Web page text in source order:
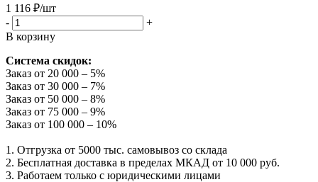
1 116 ₽/шт
-
+
В корзину
Система скидок:
Заказ от 20 000 – 5%
Заказ от 30 000 – 7%
Заказ от 50 000 – 8%
Заказ от 75 000 – 9%
Заказ от 100 000 – 10%
1. Отгрузка от 5000 тыс. самовывоз со склада
2. Бесплатная доставка в пределах МКАД от 10 000 руб.
3. Работаем только с юридическими лицами